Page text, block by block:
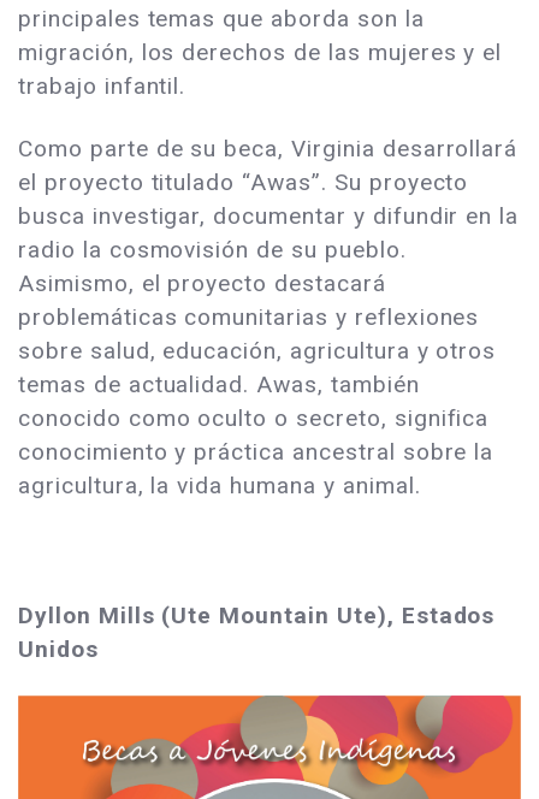
principales temas que aborda son la
migración, los derechos de las mujeres y el
trabajo infantil.
Como parte de su beca, Virginia desarrollará
el proyecto titulado “Awas”. Su proyecto
busca investigar, documentar y difundir en la
radio la cosmovisión de su pueblo.
Asimismo, el proyecto destacará
problemáticas comunitarias y reflexiones
sobre salud, educación, agricultura y otros
temas de actualidad. Awas, también
conocido como oculto o secreto, significa
conocimiento y práctica ancestral sobre la
agricultura, la vida humana y animal.
Dyllon Mills (Ute Mountain Ute), Estados
Unidos